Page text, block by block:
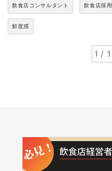
飲食店コンサルタント 飲食店採用
鮮度感
1 / 1